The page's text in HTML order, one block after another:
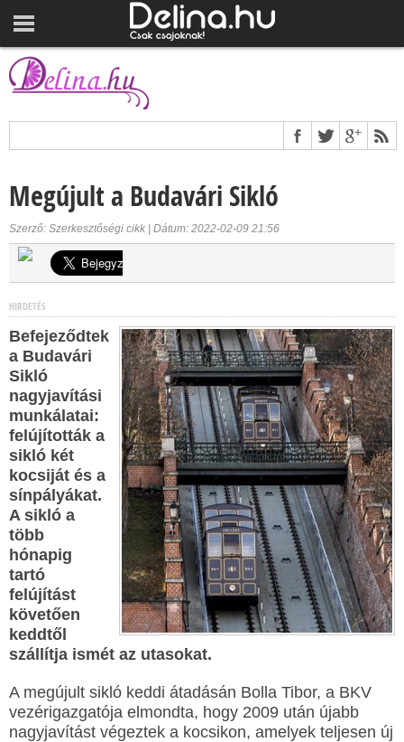
Megújult a Budavári Sikló
Szerző: Szerkesztőségi cikk | Dátum: 2022-02-09 21:56
HIRDETÉS
Befejeződtek
a Budavári
Sikló
nagyjavítási
munkálatai:
felújították a
sikló két
kocsiját és a
sínpályákat.
A sikló a
több
hónapig
tartó
felújítást
követően
keddtől
szállítja ismét az utasokat.
A megújult sikló keddi átadásán Bolla Tibor, a BKV
vezérigazgatója elmondta, hogy 2009 után újabb
nagyjavítást végeztek a kocsikon, amelyek teljesen új